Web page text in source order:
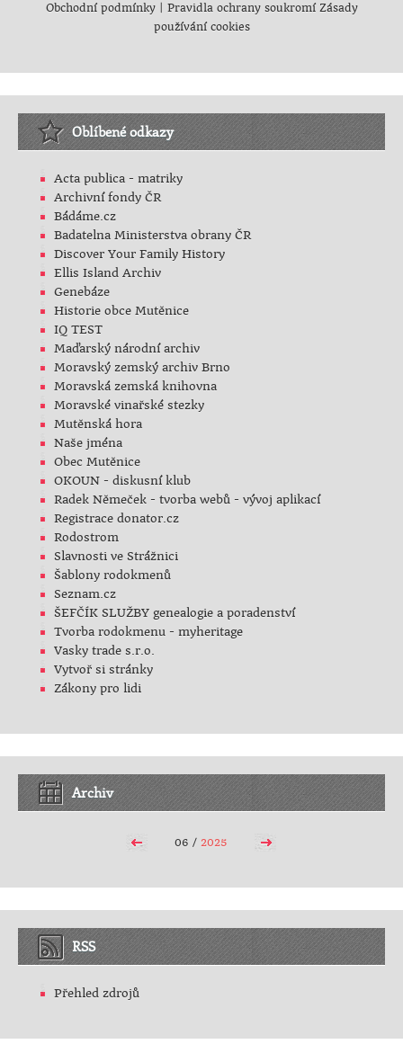
Obchodní podmínky| Pravidla ochrany soukromí Zásady
používání cookies
Oblíbené odkazy
Acta publica - matriky
Archivní fondy ČR
Bádáme.cz
Badatelna Ministerstva obrany ČR
Discover Your Family History
Ellis Island Archiv
Genebáze
Historie obce Mutěnice
IQ TEST
Maďarský národní archiv
Moravský zemský archiv Brno
Moravská zemská knihovna
Moravské vinařské stezky
Mutěnská hora
Naše jména
Obec Mutěnice
OKOUN - diskusní klub
Radek Němeček - tvorba webů - vývoj aplikací
Registrace donator.cz
Rodostrom
Slavnosti ve Strážnici
Šablony rodokmenů
Seznam.cz
ŠEFČÍK SLUŽBY genealogie a poradenství
Tvorba rodokmenu - myheritage
Vasky trade s.r.o.
Vytvoř si stránky
Zákony pro lidi
Archiv
06 /2025
RSS
Přehled zdrojů